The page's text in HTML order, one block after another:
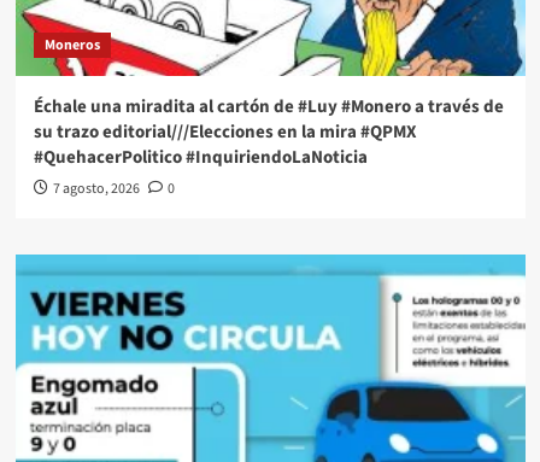
Moneros
Échale una miradita al cartón de #Luy #Monero a través de
su trazo editorial///Elecciones en la mira #QPMX
#QuehacerPolitico #InquiriendoLaNoticia
7 agosto, 2026 0